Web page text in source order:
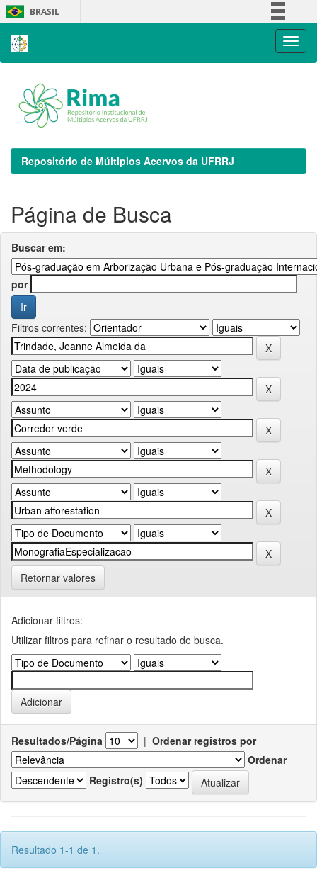
Skip
navigation
BRASIL
Repositório de Múltiplos Acervos da UFRRJ
Página de Busca
Buscar em:
por
Filtros correntes:
Retornar valores
Adicionar filtros:
Utilizar filtros para refinar o resultado de busca.
Resultados/Página | Ordenar registros por
Ordenar
Registro(s)
Resultado 1-1 de 1.